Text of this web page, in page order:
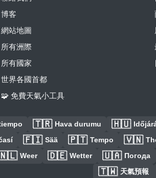
博客
網站地圖
所有洲際
所有國家
世界各國首都
🧩 免費天氣小工具
🇹🇷 Hava durumu 🇭🇺
🇫🇮 Sää 🇵🇹 Tempo 🇻🇳
Weer 🇩🇪 Wetter 🇺🇦 Погода
🇹🇼 天氣預報